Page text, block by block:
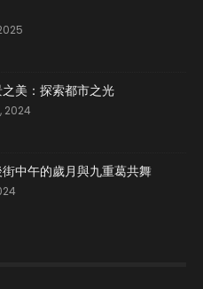
美：探索都市之光
2024
中午的歲月與九重葛共舞